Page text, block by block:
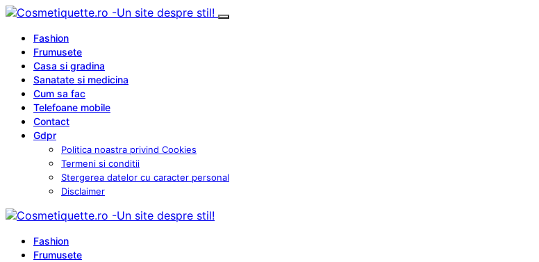
Fashion
Frumusete
Casa si gradina
Sanatate si medicina
Cum sa fac
Telefoane mobile
Contact
Gdpr
Politica noastra privind Cookies
Termeni si conditii
Stergerea datelor cu caracter personal
Disclaimer
Fashion
Frumusete